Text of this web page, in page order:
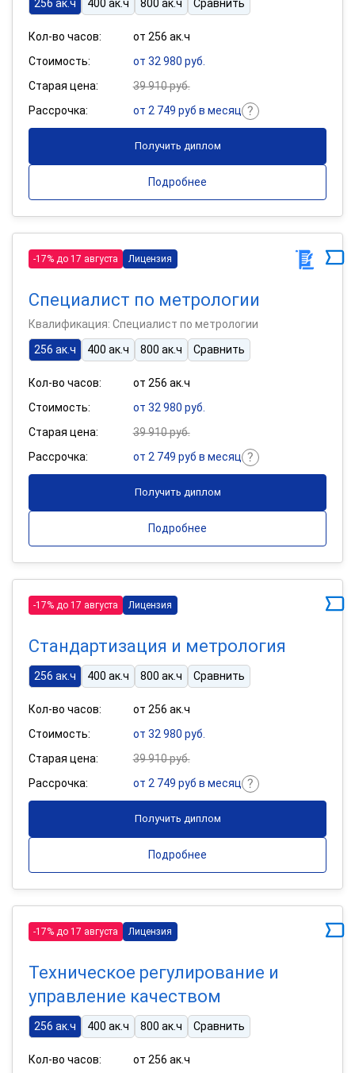
256 ак.ч 400 ак.ч 800 ак.ч Сравнить
Кол-во часов:
от 256 ак.ч
Стоимость:
от 32 980 руб.
Старая цена:
39 910 руб.
Рассрочка:
от 2 749 руб в месяц
Получить диплом
Подробнее
-17% до 17 августа Лицензия
Специалист по метрологии
Квалификация: Специалист по метрологии
256 ак.ч
400 ак.ч 800 ак.ч Сравнить
Кол-во часов:
от 256 ак.ч
Стоимость:
от 32 980 руб.
Старая цена:
39 910 руб.
Рассрочка:
от 2 749 руб в месяц
Получить диплом
Подробнее
-17% до 17 августа Лицензия
Стандартизация и метрология
256 ак.ч 400 ак.ч 800 ак.ч Сравнить
Кол-во часов:
от 256 ак.ч
Стоимость:
от 32 980 руб.
Старая цена:
39 910 руб.
Рассрочка:
от 2 749 руб в месяц
Получить диплом
Подробнее
-17% до 17 августа Лицензия
Техническое регулирование и
управление качеством
256 ак.ч 400 ак.ч 800 ак.ч Сравнить
Кол-во часов:
от 256 ак.ч